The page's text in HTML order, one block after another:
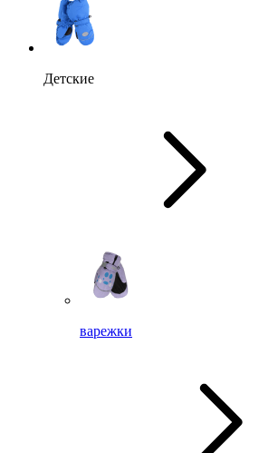
Детские
варежки